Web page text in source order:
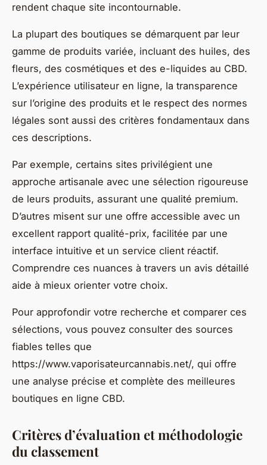
rendent chaque site incontournable.
La plupart des boutiques se démarquent par leur
gamme de produits variée, incluant des huiles, des
fleurs, des cosmétiques et des e-liquides au CBD.
L’expérience utilisateur en ligne, la transparence
sur l’origine des produits et le respect des normes
légales sont aussi des critères fondamentaux dans
ces descriptions.
Par exemple, certains sites privilégient une
approche artisanale avec une sélection rigoureuse
de leurs produits, assurant une qualité premium.
D’autres misent sur une offre accessible avec un
excellent rapport qualité-prix, facilitée par une
interface intuitive et un service client réactif.
Comprendre ces nuances à travers un avis détaillé
aide à mieux orienter votre choix.
Pour approfondir votre recherche et comparer ces
sélections, vous pouvez consulter des sources
fiables telles que
https://www.vaporisateurcannabis.net/, qui offre
une analyse précise et complète des meilleures
boutiques en ligne CBD.
Critères d’évaluation et méthodologie
du classement